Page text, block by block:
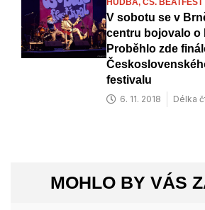
HUDBA, ČS. BEATFEST
V sobotu se v
centru bojovalo o
Proběhlo zde
festivalu
6. 11. 2018 Délka
MOHLO BY VÁS